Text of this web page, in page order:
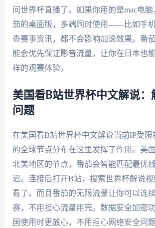
问世界杯直播了。如果你用的是mac电
茄的桌面版，多端同时使用——比如手
查赛事资讯，都不会影响加速效果。番
能会优先保证影音流量，让你在日本也
样的观赛体验。
美国看B站世界杯中文解说：
问题
在美国看B站世界杯中文解说当前IP受限
的全球节点分布在这里发挥了作用。美
北美地区的节点，番茄会智能匹配最优
迟。连接后打开B站，搜索世界杯解说
看了。而且番茄的无限流量让你可以连
赛，不用担心流量用完。数据安全加密
国使用时更放心，不用担心网络安全问题